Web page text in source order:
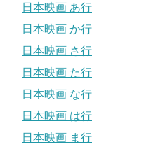
日本映画 あ行
日本映画 か行
日本映画 さ行
日本映画 た行
日本映画 な行
日本映画 は行
日本映画 ま行